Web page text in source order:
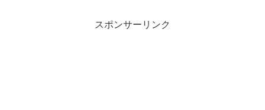
スポンサーリンク